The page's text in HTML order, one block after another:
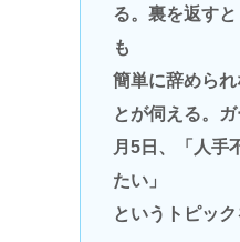
る。裏を返す
も
簡単に辞めら
とが伺える。
月5日、「人手
たい」
というトピック